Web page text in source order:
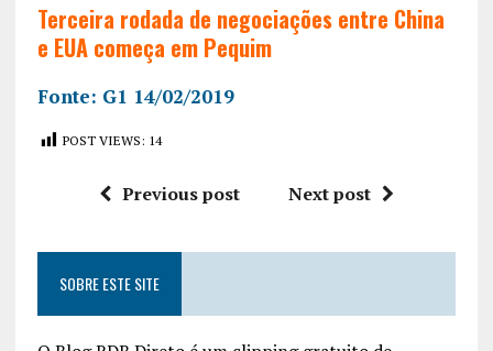
Terceira rodada de negociações entre China
e EUA começa em Pequim
Fonte: G1 14/02/2019
POST VIEWS: 14
Previous post Next post
SOBRE ESTE SITE